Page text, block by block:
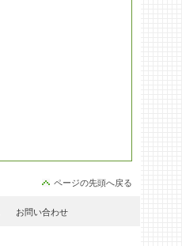
ページの先頭へ戻る
お問い合わせ